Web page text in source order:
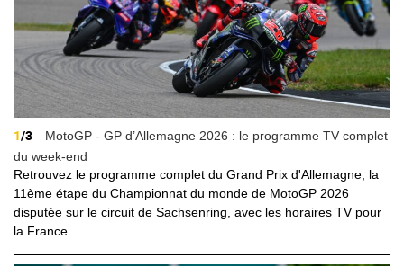
1/3
MotoGP - GP d’Allemagne 2026 : le programme TV complet
du week-end
Retrouvez le programme complet du Grand Prix d'Allemagne, la
11ème étape du Championnat du monde de MotoGP 2026
disputée sur le circuit de Sachsenring, avec les horaires TV pour
la France.